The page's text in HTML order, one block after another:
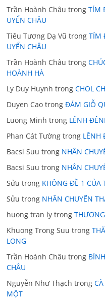
Trần Hoành Châu trongTÍM
UYỂN CHÂU
Tiêu Tương Dạ Vũ trongTÍM
UYỂN CHÂU
Trần Hoành Châu trong
HOÀNH HÀ
Ly Duy Huynh trongCHOL
Duyen Cao trongĐÁM GIỖ
Luong Minh trong LÊNH
Phan Cát Tường trong LÊNH
Bacsi Suu trong NHÂN
Bacsi Suu trong NHÂN
Sửu trong KHÔNG ĐỀ 1 CỦA
Sửu trong NHÂN CHUYẾN
huong tran ly trong
Khuong Trong Suu trong
LONG
Trần Hoành Châu trong
CHÂU
Nguyễn Như Thạch trong
MỘT